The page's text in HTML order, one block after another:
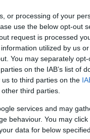
or processing of your
use the below opt-out
request is processed
utilized by us
You may separately
on the IAB’s list of
to third parties on the
third parties.
services and may
behaviour. You may
data for below
una
per ogni
di capi
moda è